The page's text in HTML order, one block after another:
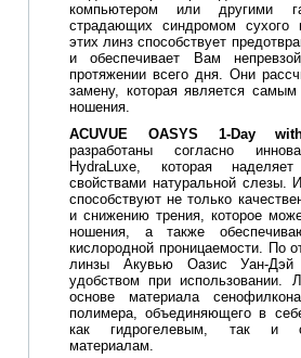
компьютером или другими
страдающих синдромом сухого
этих линз способствует
и обеспечивает Вам
протяжении всего дня. Они
замену, которая является
ношения.
ACUVUE OASYS 1-Day
разработаны согласно
HydraLuxe, которая
свойствами натуральной слезы.
способствуют не только
и снижению трения, которое
ношения, а также
кислородной проницаемости. По
линзы Акувью Оазис Уан-Дэй
удобством при использовании.
основе материала
полимера, объединяющего в
как гидрогелевым, так и
материалам.